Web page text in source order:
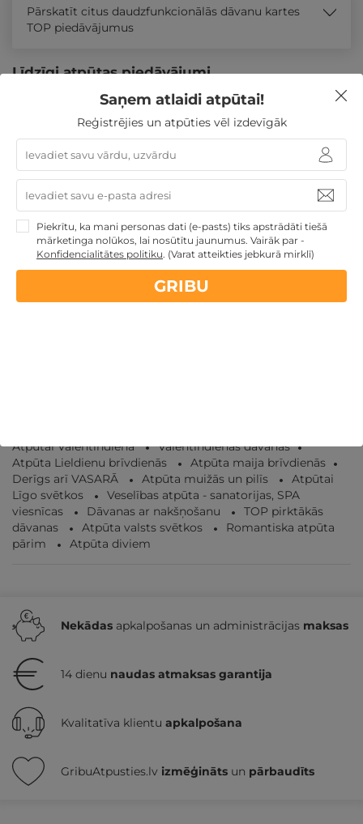
Atpūtas piedāvājums Apraksts Kontakti Noteikumi
Pārskatīt citus daudzfunkcionālās dāvanu kartes
TOP piedāvājumus
Līdzīgi atpūtas piedāvājumi
Ieejas biļete Tāgeperas pils burvju parkā "Alise un
Atpūtai Valentīndienā
Valentīndienas dāvanas
Atpūta Lieldienu brīvdienās
Atpūta maija brīvdienās
Derīgs arī VASARĀ
Atpūta muižās un pilīs
Atpūtai
Līgo svētkos
Veselības atpūta - sanatorijas, SPA
viesnīcas
Dāvanas ar nakšņošanu
TOP pirktākās
dāvanas
Atpūta valsts svētkos
Romantiska atpūta
pārim
Atpūta diviem
Nekādas apkalpošanas un administrācijas maksas
14 dienu naudas atmaksas garantija
Kvalitatīva klientu apkalpošana
GribuAtpusties.lv izmēģināts un pārbaudīts
Saņem atlaidi atpūtai!
Reģistrējies un atpūties vēl izdevīgāk
Piekrītu, ka mani personas dati (e-pasts) tiks apstrādāti tiešā
mārketinga nolūkos, lai nosūtītu jaunumus. Vairāk par -
Konfidencialitātes politiku. (Varat atteikties jebkurā mirklī)
GRIBU